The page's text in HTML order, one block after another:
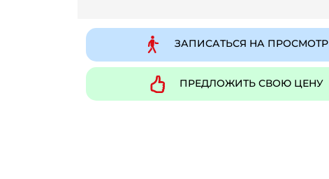
ЗАПИСАТЬСЯ НА ПРОСМОТР
ПРЕДЛОЖИТЬ СВОЮ ЦЕНУ